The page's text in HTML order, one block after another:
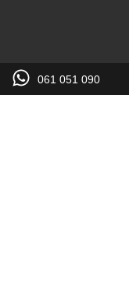
061 051 090